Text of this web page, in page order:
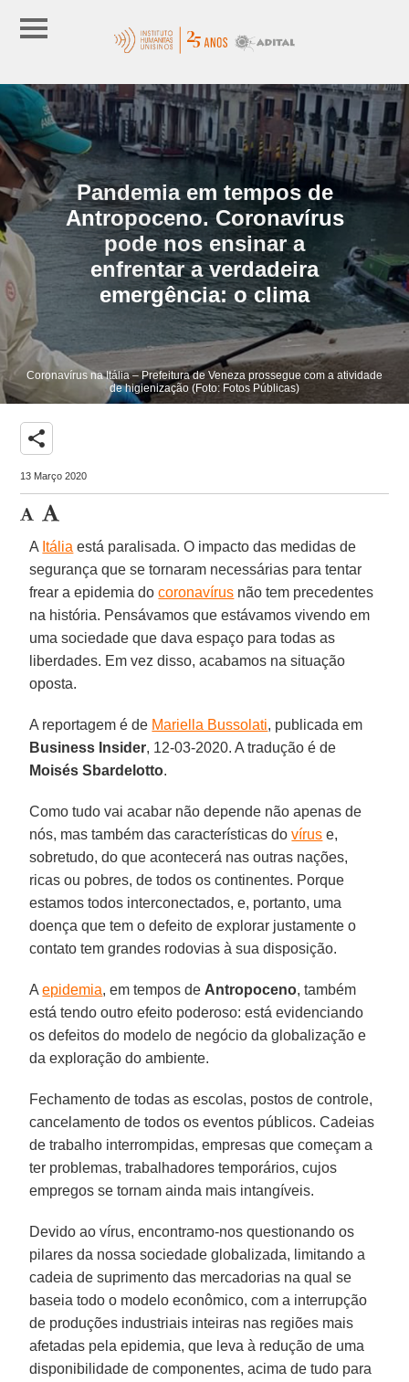
Pandemia em tempos de
Antropoceno. Coronavírus
pode nos ensinar a
enfrentar a verdadeira
emergência: o clima
Coronavírus na Itália – Prefeitura de Veneza prossegue com a atividade
de higienização (Foto: Fotos Públicas)
share
13 Março 2020
A Itália está paralisada. O impacto das medidas de
segurança que se tornaram necessárias para tentar
frear a epidemia docoronavírus não tem precedentes
na história. Pensávamos que estávamos vivendo em
uma sociedade que dava espaço para todas as
liberdades. Em vez disso, acabamos na situação
oposta.
A reportagem é de Mariella Bussolati, publicada em
Business Insider, 12-03-2020. A tradução é de
Moisés Sbardelotto.
Como tudo vai acabar não depende não apenas de
nós, mas também das características dovírus e,
sobretudo, do que acontecerá nas outras nações,
ricas ou pobres, de todos os continentes. Porque
estamos todos interconectados, e, portanto, uma
doença que tem o defeito de explorar justamente o
contato tem grandes rodovias à sua disposição.
Aepidemia, em tempos de Antropoceno, também
está tendo outro efeito poderoso: está evidenciando
os defeitos do modelo de negócio da globalização e
da exploração do ambiente.
Fechamento de todas as escolas, postos de controle,
cancelamento de todos os eventos públicos. Cadeias
de trabalho interrompidas, empresas que começam a
ter problemas, trabalhadores temporários, cujos
empregos se tornam ainda mais intangíveis.
Devido ao vírus, encontramo-nos questionando os
pilares da nossa sociedade globalizada, limitando a
cadeia de suprimento das mercadorias na qual se
baseia todo o modelo econômico, com a interrupção
de produções industriais inteiras nas regiões mais
afetadas pela epidemia, que leva à redução de uma
disponibilidade de componentes, acima de tudo para